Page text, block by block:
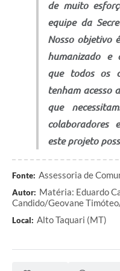
de muito
equipe da
Nosso objetivo
humanizado e
que todos os
tenham acesso
que
colaboradores
este projeto
Fonte: Assessoria de
Autor: Matéria: Eduardo
Candido/Geovane
Local: Alto Taquari (MT)